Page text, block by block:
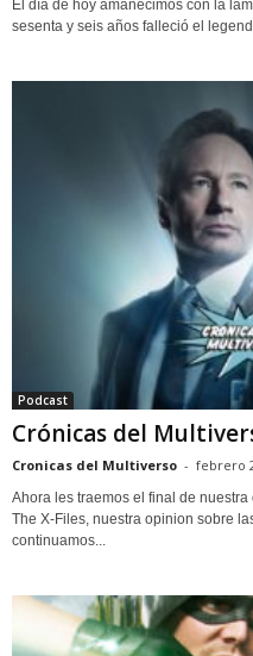
El día de hoy amanecimos con la
sesenta y seis años falleció el
Podcast
Crónicas del
Cronicas del Multiverso - febrero
Ahora les traemos el final de
The X-Files, nuestra opinion sobre
continuamos...